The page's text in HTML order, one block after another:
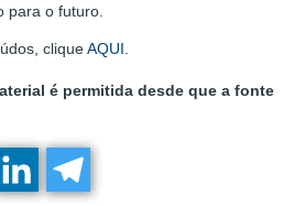
para o futuro.
cliqueAQUI
é permitida desde que a fonte